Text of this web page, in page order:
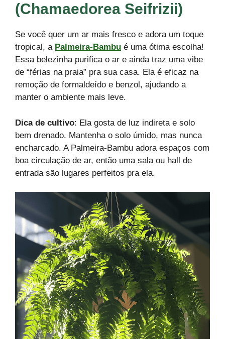
(Chamaedorea Seifrizii)
Se você quer um ar mais fresco e adora um toque
tropical, a Palmeira-Bambu é uma ótima escolha!
Essa belezinha purifica o ar e ainda traz uma vibe
de “férias na praia” pra sua casa. Ela é eficaz na
remoção de formaldeído e benzol, ajudando a
manter o ambiente mais leve.
Dica de cultivo: Ela gosta de luz indireta e solo
bem drenado. Mantenha o solo úmido, mas nunca
encharcado. A Palmeira-Bambu adora espaços com
boa circulação de ar, então uma sala ou hall de
entrada são lugares perfeitos pra ela.